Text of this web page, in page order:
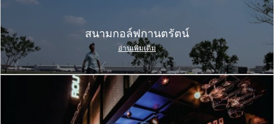
สนามกอล์ฟกานตรัตน์
อ่านเพิ่มเติม